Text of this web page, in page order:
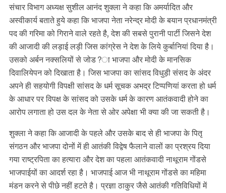
संचार विभाग अध्यक्ष सुशील आनंद शुक्ला ने कहा कि अमर्यादित और
अस्वीकार्य बताते हुये कहा कि भाजपा नेता नरेन्द्र मोदी के बयान प्रधानमंत्री
पद की गरिमा को गिराने वाले रहते है, देश की सबसे पुरानी पार्टी जिसने देश
की आजादी की लड़ाई लड़ी जिस कांग्रेस ने देश के लिये कुर्बानियां दिया है।
उसको अर्बन नक्सलियों से जोड?ा भाजपा और मोदी के मानसिक
दिवालियेपन को दिखाता है। जिस भाजपा का सांसद विधुड़ी संसद के अंदर
अपने ही सहयोगी विपक्षी सांसद के धर्म सूचक अभद्र टिप्पणियां करता हो धर्म
के आधार पर विपक्ष के सांसद को उसके धर्म के कारण आतंकवादी होने का
आरोप लगाता हो उस दल के नेता से ओर अपेक्षा भी क्या की जा सकती है।
शुक्ला ने कहा कि आजादी के पहले और उसके बाद से ही भाजपा के पितृ
संगठन और भाजपा दोनों में ही आतंकी विद्वेष फैलाने वालों का प्रश्रय दिया
गया राष्ट्रपिता का हत्यारा और देश का पहला आतंकवादी नाथूराम गोंडसे
भाजपाईयों का आदर्श रहा है। भाजपाई आज भी नाथूराम गोंडसे का महिमा
मंडन करने से पीछे नहीं हटते है। प्रज्ञा ठाकुर जैसे आतंकी गतिविधियों में